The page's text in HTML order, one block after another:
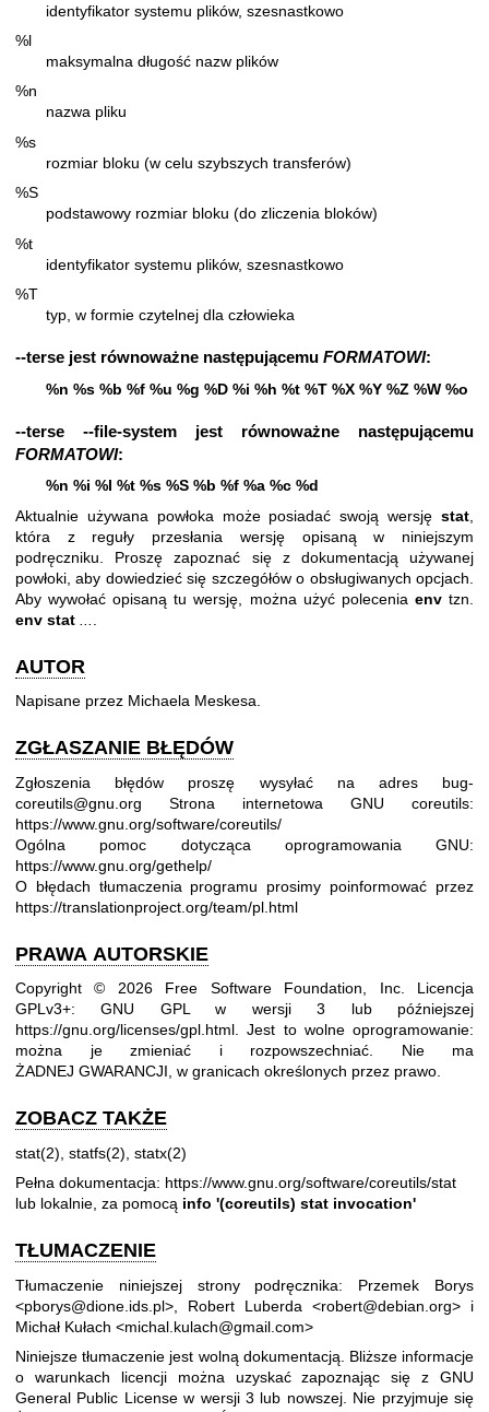
identyfikator systemu plików, szesnastkowo
%l
maksymalna długość nazw plików
%n
nazwa pliku
%s
rozmiar bloku (w celu szybszych transferów)
%S
podstawowy rozmiar bloku (do zliczenia bloków)
%t
identyfikator systemu plików, szesnastkowo
%T
typ, w formie czytelnej dla człowieka
--terse jest równoważne następującemu FORMATOWI:
%n %s %b %f %u %g %D %i %h %t %T %X %Y %Z %W %o
--terse --file-system jest równoważne następującemu
FORMATOWI:
%n %i %l %t %s %S %b %f %a %c %d
Aktualnie używana powłoka może posiadać swoją wersję stat
która z reguły przesłania wersję opisaną w niniejszym
podręczniku. Proszę zapoznać się z dokumentacją używanej
powłoki, aby dowiedzieć się szczegółów o obsługiwanych opcjach.
Aby wywołać opisaną tu wersję, można użyć polecenia envtzn.
env stat
AUTOR
Napisane przez Michaela Meskesa.
ZGŁASZANIE BŁĘDÓW
Zgłoszenia błędów proszę wysyłać na adres bug-
coreutils@gnu.org Strona internetowa GNU coreutils:
https://www.gnu.org/software/coreutils/
Ogólna pomoc dotycząca oprogramowania GNU:
https://www.gnu.org/gethelp/
O błędach tłumaczenia programu prosimy poinformować przez
https://translationproject.org/team/pl.html
PRAWA AUTORSKIE
Copyright © 2026 Free Software Foundation, Inc. Licencja
GPLv3+: GNU GPL w wersji 3 lub późniejszej
https://gnu.org/licenses/gpl.html.Jest to wolne oprogramowanie:
można je zmieniać i rozpowszechniać. Nie ma
ŻADNEJ GWARANCJI, w granicach określonych przez prawo.
ZOBACZ TAKŻE
stat(2) statfs(2) statx(2)
Pełna dokumentacja: https://www.gnu.org/software/coreutils/stat
lub lokalnie, za pomocą info '(coreutils) stat invocation'
TŁUMACZENIE
Tłumaczenie niniejszej strony podręcznika: Przemek Borys
<pborys@dione.ids.pl>, Robert Luberda <robert@debian.org> i
Michał Kułach <michal.kulach@gmail.com>
Niniejsze tłumaczenie jest wolną dokumentacją. Bliższe informacje
o warunkach licencji można uzyskać zapoznając się z GNU
General Public License w wersji 3 lub nowszej. Nie przyjmuje się